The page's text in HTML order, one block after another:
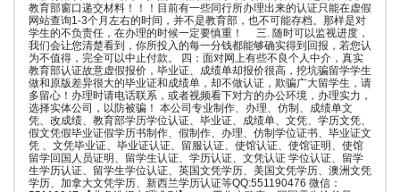
教育部窗口递交材料！！！目前有一些同行所办理出来的认证只能在虚假
网站查询1-3个月左右的时间，并不是教育部，也不可能存档。那样是对
学生的不负责任，在办理的时候一定要慎重！ 三. 随时可以监视进度，
我们会让您清楚看到，你所投入的每一分钱都能够确实得到回报，若您认
为不值得，完全可以中止付款。 四：面对网上有些不良个人中介，真实
教育部认证故意虚假报价，毕业证、成绩单却报价很高，挖坑骗留学学生
做和原版差异很大的毕业证和成绩单，却不做认证，欺骗广大留学生，请
多留心！办理时请电话联系，或者视频看下对方的办公环境，办理实力，
选择实体公司，以防被骗！ 本公司专业制作、办理、仿制、成绩单文
凭、改成绩、教育部学历学位认证、毕业证、成绩单、文凭、学历文凭、
假文凭假毕业证假学历书制作、假制作、办理、仿制学位证书、毕业证文
凭 、文凭毕业证、毕业证认证、留服认证、使馆认证、使馆证明、使馆
留学回国人员证明、留学生认证、学历认证、文凭认证 学位认证、留学
生学历认证、留学生学位认证、英国文凭学历、美国文凭学历、澳洲文凭
学历、加拿大文凭学历、新西兰学历认证等QQ:551190476 微信：